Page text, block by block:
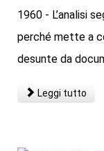
1960 - L’analisi
perché mette a
desunte da
Leggi tutto